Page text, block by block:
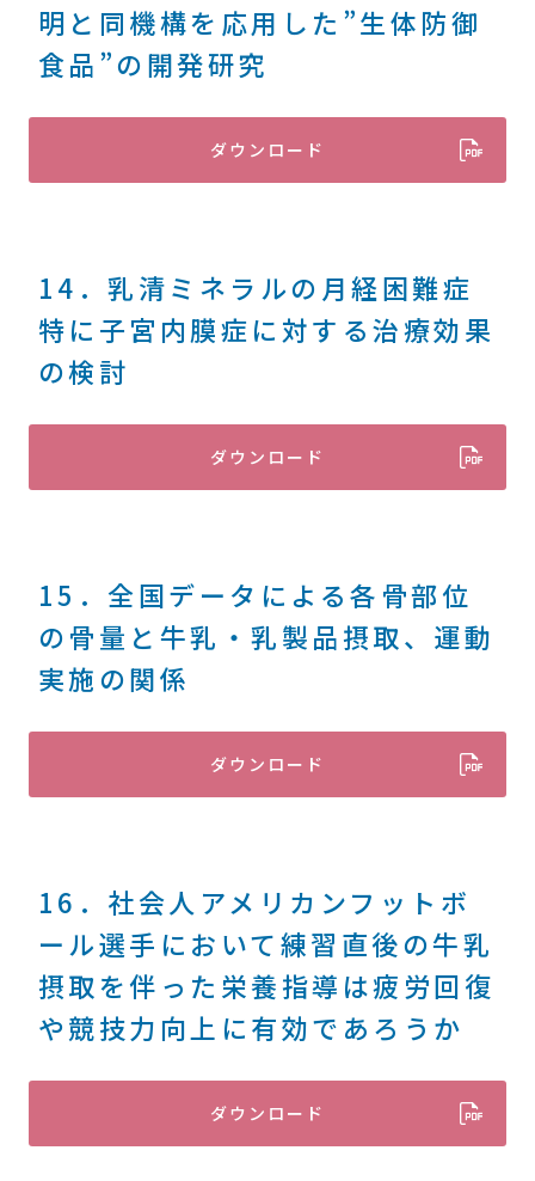
明と同機構を応用した”生体防御
食品”の開発研究
ダウンロード
14．乳清ミネラルの月経困難症
特に子宮内膜症に対する治療効果
の検討
ダウンロード
15．全国データによる各骨部位
の骨量と牛乳・乳製品摂取、運動
実施の関係
ダウンロード
16．社会人アメリカンフットボ
ール選手において練習直後の牛乳
摂取を伴った栄養指導は疲労回復
や競技力向上に有効であろうか
ダウンロード